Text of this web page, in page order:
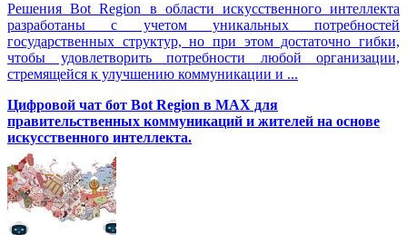
Решения Вot Region в области искусственного интеллекта
разработаны с учетом уникальных потребностей
государственных структур, но при этом достаточно гибки,
чтобы удовлетворить потребности любой организации,
стремящейся к улучшению коммуникации и ...
Цифровой чат бот Вot Region в MAX для
правительственных коммуникаций и жителей на основе
искусственного интеллекта.